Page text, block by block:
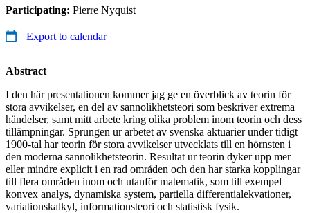
Participating: Pierre Nyquist
Export to calendar
Abstract
I den här presentationen kommer jag ge en överblick av teorin för
stora avvikelser, en del av sannolikhetsteori som beskriver extrema
händelser, samt mitt arbete kring olika problem inom teorin och dess
tillämpningar. Sprungen ur arbetet av svenska aktuarier under tidigt
1900-tal har teorin för stora avvikelser utvecklats till en hörnsten i
den moderna sannolikhetsteorin. Resultat ur teorin dyker upp mer
eller mindre explicit i en rad områden och den har starka kopplingar
till flera områden inom och utanför matematik, som till exempel
konvex analys, dynamiska system, partiella differentialekvationer,
variationskalkyl, informationsteori och statistisk fysik.